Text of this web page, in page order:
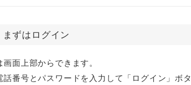
ずはログイン
画面上部からできます。
話番号とパスワードを入力して「ログイン」ボ